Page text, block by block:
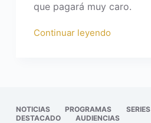
que pagará muy caro.
Continuar leyendo
NOTICIAS PROGRAMAS SERIES
DESTACADO
AUDIENCIAS